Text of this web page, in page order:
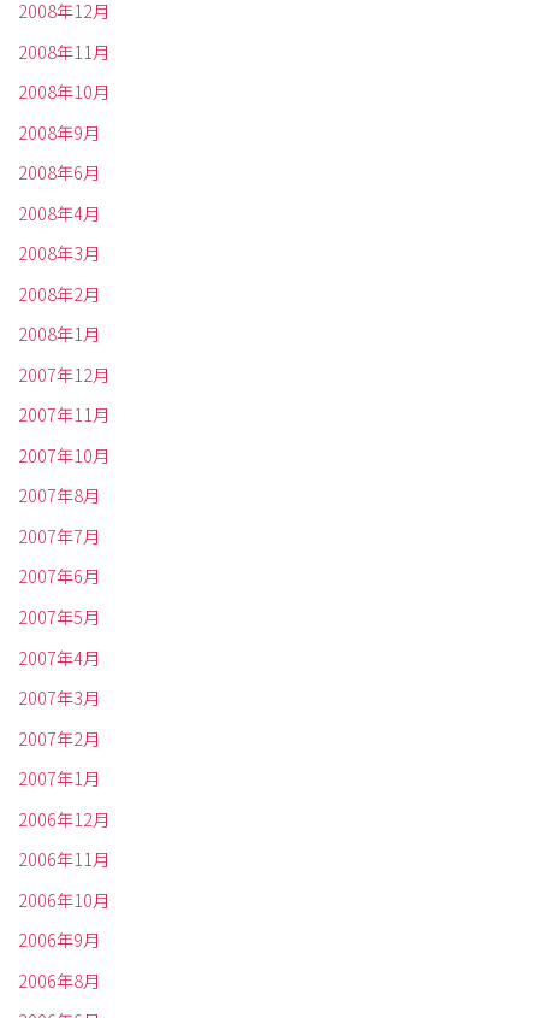
2008年12月
2008年11月
2008年10月
2008年9月
2008年6月
2008年4月
2008年3月
2008年2月
2008年1月
2007年12月
2007年11月
2007年10月
2007年8月
2007年7月
2007年6月
2007年5月
2007年4月
2007年3月
2007年2月
2007年1月
2006年12月
2006年11月
2006年10月
2006年9月
2006年8月